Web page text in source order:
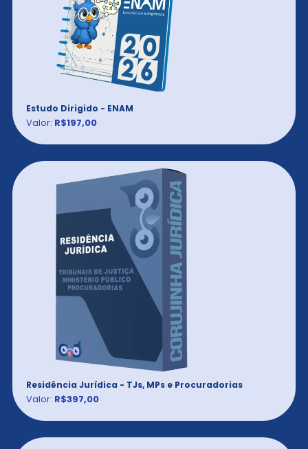
Estudo Dirigido - ENAM
Valor: R$197,00
Residência Jurídica - TJs, MPs e Procuradorias
Valor: R$397,00